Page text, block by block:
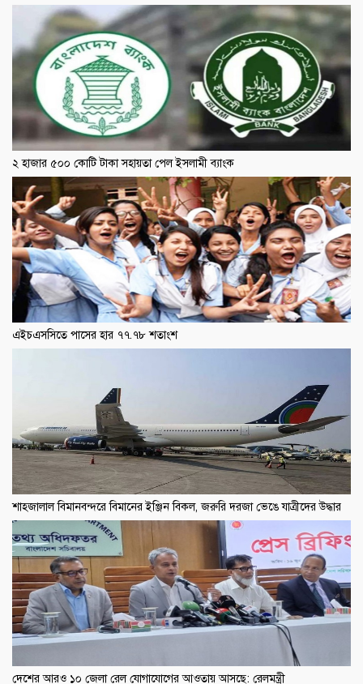
২ হাজার ৫০০ কোটি টাকা সহায়তা পেল ইসলামী ব্যাংক
এইচএসসিতে পাসের হার ৭৭.৭৮ শতাংশ
শাহজালাল বিমানবন্দরে বিমানের ইঞ্জিন বিকল, জরুরি দরজা ভেঙে যাত্রীদের উদ্ধার
দেশের আরও ১০ জেলা রেল যোগাযোগের আওতায় আসছে: রেলমন্ত্রী